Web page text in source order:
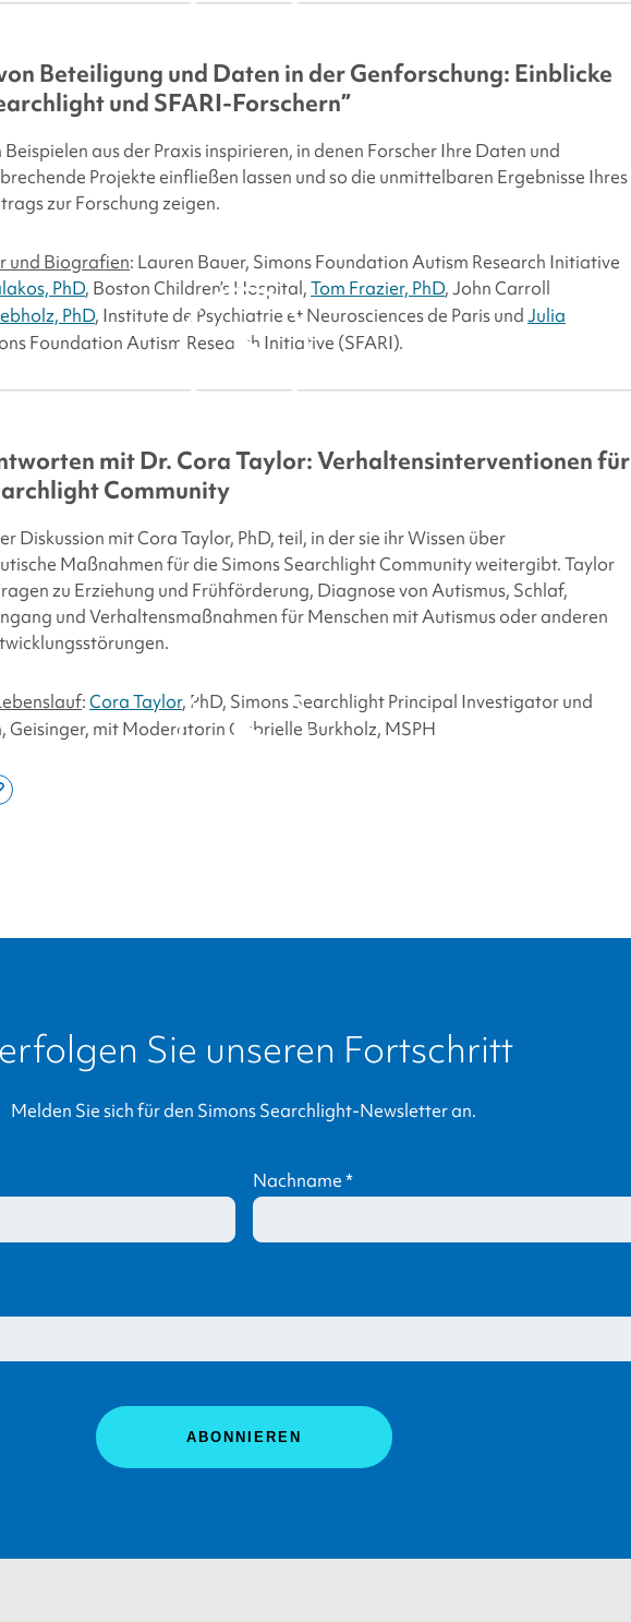
video, you agree to our
privacy policy.
Beteiligung und Daten in der Genforschung: Einblicke
und SFARI-Forschern”
Beispielen aus der Praxis inspirieren, in denen Forscher Ihre Daten und
Projekte einfließen lassen und so die unmittelbaren Ergebnisse Ihres
zur Forschung zeigen.
und Biografien: Lauren Bauer, Simons FoundationAutism Research Initiative
PhD, Boston Children’s Hospital,Tom Frazier, PhD, John Carroll
PhD, Institute de Psychiatrie et Neurosciences de Paris undJulia
FoundationAutism Research Initiative (SFARI).
video, you agree to our
privacy policy.
mit Dr. Cora Taylor: Verhaltensinterventionen für
Community
Diskussion mit Cora Taylor, PhD, teil, in der sie ihr Wissen über
Maßnahmen für die Simons SearchlightCommunity weitergibt. Taylor
zu Erziehung und Frühförderung, Diagnose von Autismus, Schlaf,
und Verhaltensmaßnahmen für Menschen mit Autismus oder anderen
:Cora Taylor, PhD, Simons SearchlightPrincipal Investigator und
Geisinger, mit Moderatorin Gabrielle Burkholz, MSPH
Sie unseren Fortschritt
Melden Sie sich für den Simons Searchlight-Newsletter an.
Nachname*